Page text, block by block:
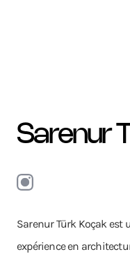
Sarenur
Sarenur Türk Koçak est
expérience en